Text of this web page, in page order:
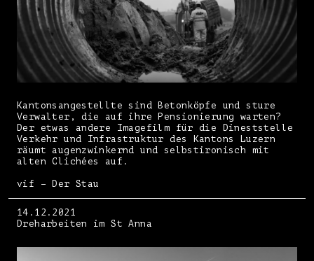
Kantonsangestellte sind Betonköpfe und sture
Verwalter, die auf ihre Pensionierung warten?
Der etwas andere Imagefilm für die Dineststelle
Verkehr und Infrastruktur des Kantons Luzern
räumt augenzwinkernd und selbstironisch mit
alten Clichées auf.
vif – Der Stau
14.12.2021
Dreharbeiten im St Anna